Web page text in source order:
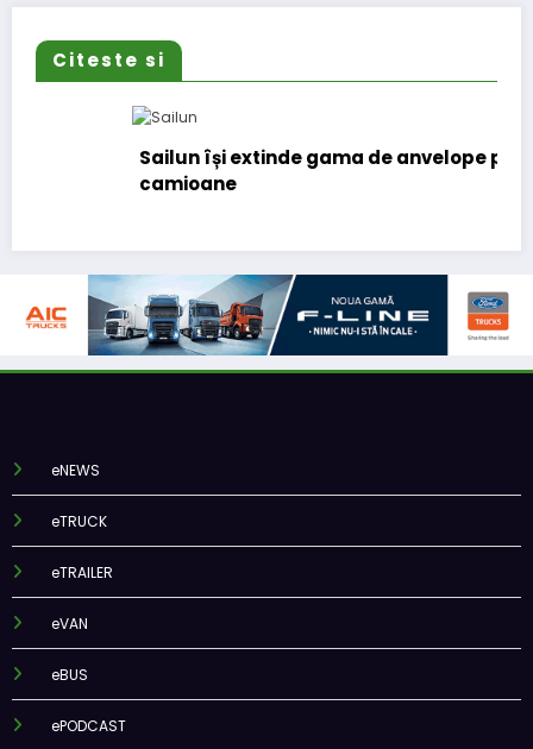
Citeste si
Sailun își extinde gama de anvelope pentru
camioane
eNEWS
eTRUCK
eTRAILER
eVAN
eBUS
ePODCAST